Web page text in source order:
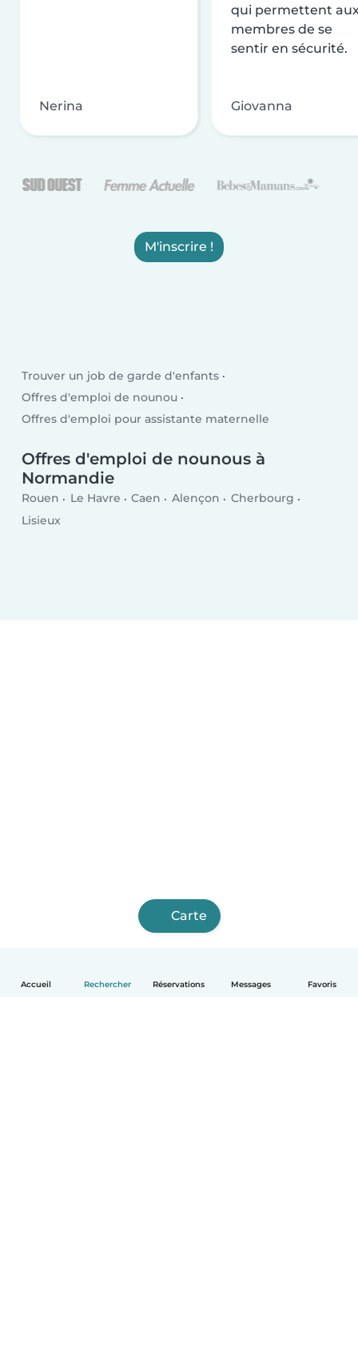
Accueil Rechercher Réservations Messages Favoris
Nerina
qui permettent
membres de se
sentir en sécurité.
Giovanna
M'inscrire !
Trouver un job de garde d'enfants
Offres d'emploi de nounou
Offres d'emploi pour assistante maternelle
Offres d'emploi de nounous à
Normandie
Rouen Le Havre Caen Alençon
Cherbourg
Lisieux
Carte